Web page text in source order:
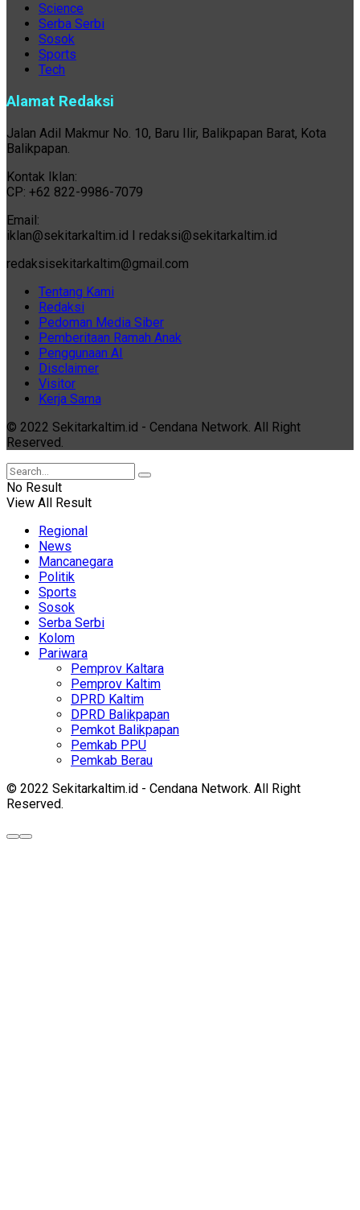
Science
Serba Serbi
Sosok
Sports
Tech
Alamat Redaksi
Jalan Adil Makmur No. 10, Baru Ilir, Balikpapan Barat, Kota
Balikpapan.
Kontak Iklan:
CP: +62 822-9986-7079
Email:
iklan@sekitarkaltim.id I redaksi@sekitarkaltim.id
redaksisekitarkaltim@gmail.com
Tentang Kami
Redaksi
Pedoman Media Siber
Pemberitaan Ramah Anak
Penggunaan AI
Disclaimer
Visitor
Kerja Sama
© 2022 Sekitarkaltim.id - Cendana Network. All Right
Reserved.
No Result
View All Result
Regional
News
Mancanegara
Politik
Sports
Sosok
Serba Serbi
Kolom
Pariwara
Pemprov Kaltara
Pemprov Kaltim
DPRD Kaltim
DPRD Balikpapan
Pemkot Balikpapan
Pemkab PPU
Pemkab Berau
© 2022 Sekitarkaltim.id - Cendana Network. All Right
Reserved.